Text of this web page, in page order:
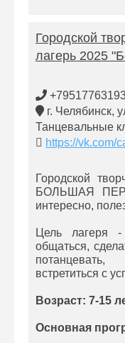
Городской
лагерь 2025
г. Челябинск,
Танцевальные
https://vk.com/
Городской
БОЛЬШАЯ
интересно,
Цель лагеря
общаться,
встретиться с
Возраст: 7-15
Основная